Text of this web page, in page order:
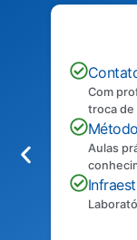
Com
troca de
Aulas